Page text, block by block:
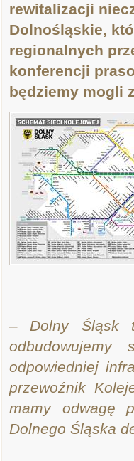
rewitalizacji
Dolnośląskie,
regionalnych
konferencji
będziemy mogli
– Dolny Śląsk
odbudowujemy
odpowiedniej
przewoźnik
mamy odwagę
Dolnego Śląska